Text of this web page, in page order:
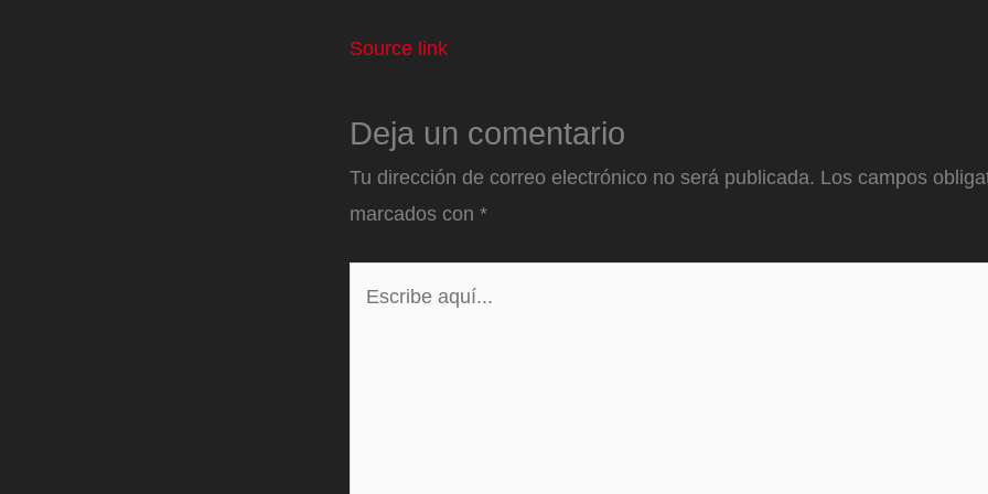
Source link
Deja un comentario
Tu dirección de correo electrónico no será publicada. Los campos
marcados con *